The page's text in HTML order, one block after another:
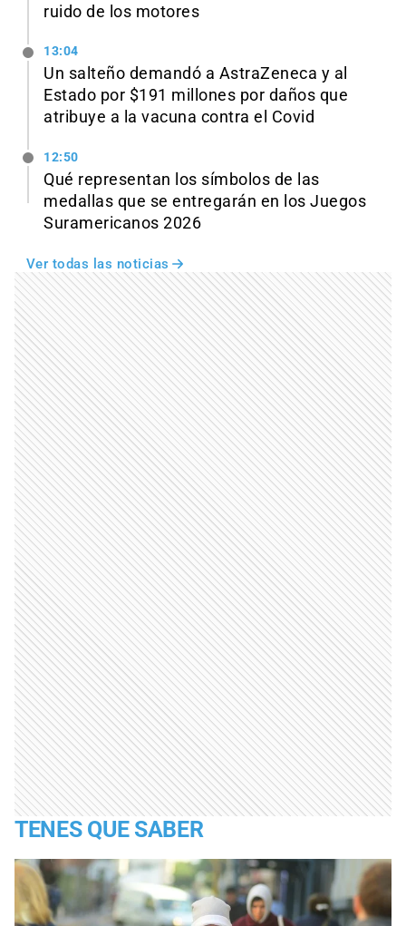
ruido de los motores
13:04
Un salteño demandó a AstraZeneca y al
Estado por $191 millones por daños que
atribuye a la vacuna contra el Covid
12:50
Qué representan los símbolos de las
medallas que se entregarán en los Juegos
Suramericanos 2026
Ver todas las noticias
TENES QUE SABER